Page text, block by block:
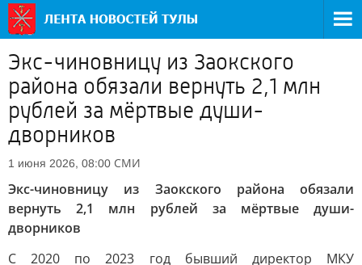
Экс-чиновницу из Заокского
района обязали вернуть 2,1 млн
рублей за мёртвые души-
дворников
1 июня 2026, 08:00 СМИ
Экс-чиновницу из Заокского района обязали
вернуть 2,1 млн рублей за мёртвые души-
дворников
С 2020 по 2023 год бывший директор МКУ